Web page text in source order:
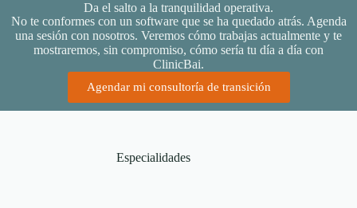
Da el salto a la tranquilidad operativa.
No te conformes con un software que se ha quedado atrás. Agenda
una sesión con nosotros. Veremos cómo trabajas actualmente y te
mostraremos, sin compromiso, cómo sería tu día a día con
ClinicBai.
Agendar mi consultoría de transición
Especialidades